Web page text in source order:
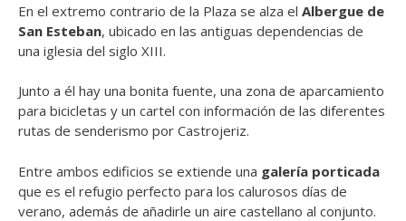
En el extremo contrario de la Plaza se alza el Albergue de
San Esteban, ubicado en las antiguas dependencias de
una iglesia del siglo XIII.
Junto a él hay una bonita fuente, una zona de aparcamiento
para bicicletas y un cartel con información de las diferentes
rutas de senderismo por Castrojeriz.
Entre ambos edificios se extiende una galería porticada
que es el refugio perfecto para los calurosos días de
verano, además de añadirle un aire castellano al conjunto.